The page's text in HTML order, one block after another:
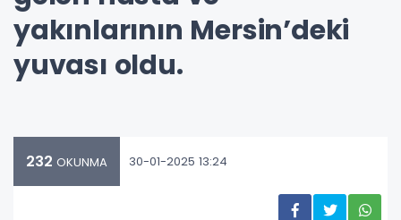
yakınlarının Mersin’deki
yuvası oldu.
232 OKUNMA 30-01-2025 13:24